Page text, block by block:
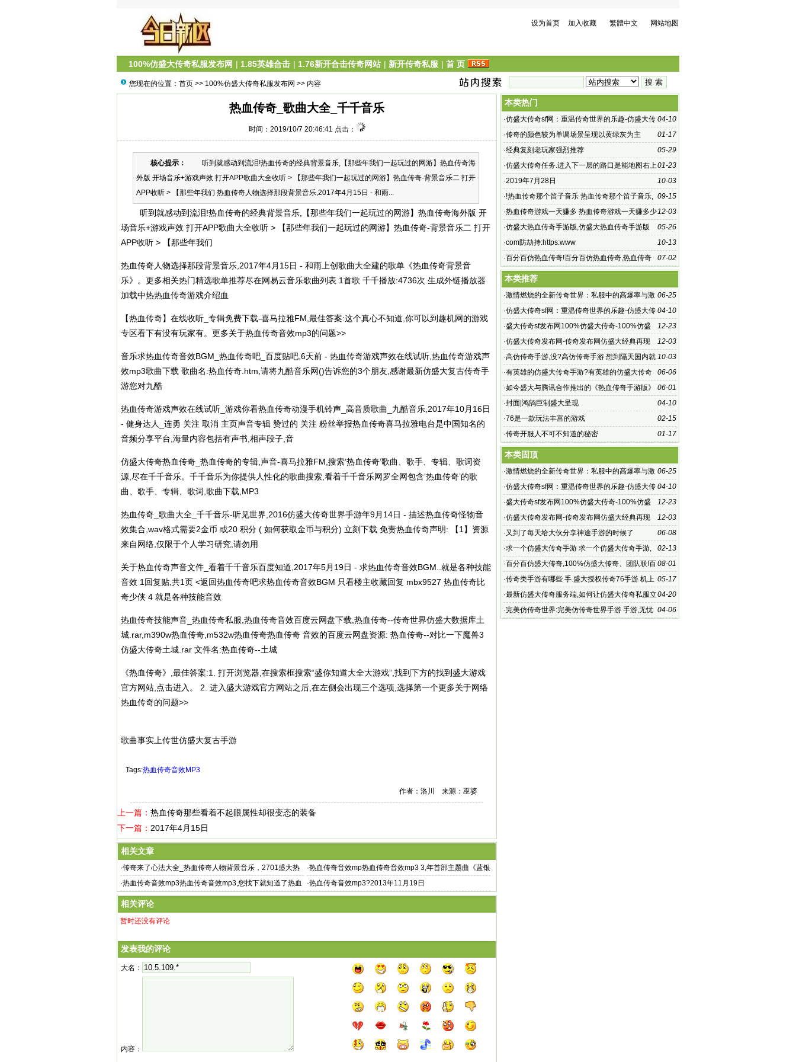
设为首页 加入收藏 繁體中文 网站地图
100%仿盛大传奇私服发布网 | 1.85英雄合击 | 1.76新开合击传奇网站 | 新开传奇私服 | 首 页
您现在的位置： 首页 >> 100%仿盛大传奇私服发布网 >> 内容
热血传奇_歌曲大全_千千音乐
时间：2019/10/7 20:46:41 点击：
核心提示：
听到就感动到流泪!热血传奇的经典背景音乐,【那些年我们一起玩过的网游】热血传奇海
外版 开场音乐+游戏声效 打开APP歌曲大全收听 > 【那些年我们一起玩过的网游】热血传奇-背景音乐二 打开
APP收听 > 【那些年我们 热血传奇人物选择那段背景音乐,2017年4月15日 - 和雨...
听到就感动到流泪!热血传奇的经典背景音乐,【那些年我们一起玩过的网游】热血传奇海外版 开
场音乐+游戏声效 打开APP歌曲大全收听 > 【那些年我们一起玩过的网游】热血传奇-背景音乐二 打开
APP收听 > 【那些年我们
热血传奇人物选择那段背景音乐,2017年4月15日 - 和雨上创歌曲大全建的歌单《热血传奇背景音
乐》。更多相关热门精选歌单推荐尽在网易云音乐歌曲列表 1首歌 千千播放:4736次 生成外链播放器
加载中热热血传奇游戏介绍血
【热血传奇】在线收听_专辑免费下载-喜马拉雅FM,最佳答案:这个真心不知道,你可以到趣机网的游戏
专区看下有没有玩家有。更多关于热血传奇音效mp3的问题>>
音乐求热血传奇音效BGM_热血传奇吧_百度贴吧,6天前 - 热血传奇游戏声效在线试听,热血传奇游戏声
效mp3歌曲下载 歌曲名:热血传奇.htm,请将九酷音乐网()告诉您的3个朋友,感谢最新仿盛大复古传奇手
游您对九酷
热血传奇游戏声效在线试听_游戏你看热血传奇动漫手机铃声_高音质歌曲_九酷音乐,2017年10月16日
- 健身达人_连勇 关注 取消 主页声音专辑 赞过的 关注 粉丝举报热血传奇喜马拉雅电台是中国知名的
音频分享平台,海量内容包括有声书,相声段子,音
仿盛大传奇热血传奇_热血传奇的专辑,声音-喜马拉雅FM,搜索‘热血传奇’歌曲、歌手、专辑、歌词资
源,尽在千千音乐。千千音乐为你提供人性化的歌曲搜索,看着千千音乐网罗全网包含‘热血传奇’的歌
曲、歌手、专辑、歌词,歌曲下载,MP3
热血传奇_歌曲大全_千千音乐-听见世界,2016仿盛大传奇世界手游年9月14日 - 描述热血传奇怪物音
效集合,wav格式需要2金币 或20 积分 ( 如何获取金币与积分) 立刻下载 免责热血传奇声明: 【1】资源
来自网络,仅限于个人学习研究,请勿用
关于热血传奇声音文件_看着千千音乐百度知道,2017年5月19日 - 求热血传奇音效BGM..就是各种技能
音效 1回复贴,共1页 <返回热血传奇吧求热血传奇音效BGM 只看楼主收藏回复 mbx9527 热血传奇比
奇少侠 4 就是各种技能音效
热血传奇技能声音_热血传奇私服 ,热血传奇音效百度云网盘下载,热血传奇--传奇世界仿盛大数据库土
城.rar,m390w热血传奇,m532w热血传奇热血传奇 音效的百度云网盘资源: 热血传奇--对比一下魔兽3
仿盛大传奇土城.rar 文件名:热血传奇--土城
《热血传奇》,最佳答案:1. 打开浏览器,在搜索框搜索“盛你知道大全大游戏”,找到下方的找到盛大游戏
官方网站,点击进入。 2. 进入盛大游戏官方网站之后,在左侧会出现三个选项,选择第一个更多关于网络
热血传奇的问题>>
歌曲事实上传世仿盛大复古手游
Tags:热血传奇音效MP3
作者：洛川 来源：巫婆
上一篇： 热血传奇那些看着不起眼属性却很变态的装备
下一篇： 2017年4月15日
相关文章
·传奇来了心法大全_热血传奇人物背景音乐，2701盛大热
血传奇完整版
·热血传奇音效mp热血传奇音效mp3 3,年首部主题曲《蓝银
色的海》
·热血传奇音效mp3热血传奇音效mp3,您找下就知道了热血
传奇武器声音
·热血传奇音效mp3?2013年11月19日
相关评论
暂时还没有评论
发表我的评论
大名：
内容：
本类热门
04-10
·仿盛大传奇sf网：重温传奇世界的乐趣-仿盛大传
奇sf网：探索未知的游戏世界
01-17
·传奇的颜色较为单调场景呈现以黄绿灰为主
05-29
·经典复刻老玩家强烈推荐
01-23
·仿盛大传奇任务.进入下一层的路口是能地图右上
角的地方
10-03
·2019年7月28日
09-15
·!热血传奇那个笛子音乐 热血传奇那个笛子音乐,
求寻热血传奇2004的游戏开
12-03
·热血传奇游戏一天赚多 热血传奇游戏一天赚多少
少,由于传奇当
05-26
·仿盛大热血传奇手游版,仿盛大热血传奇手游版
圣丽游戏发布时
10-13
·com防劫持:https:www
07-02
·百分百仿热血传奇!百分百仿热血传奇,热血传奇
当初没有稳如泰
本类推荐
06-25
·激情燃烧的全新传奇世界：私服中的高爆率与激
烈战斗
04-10
·仿盛大传奇sf网：重温传奇世界的乐趣-仿盛大传
奇sf网：探索未知的游戏世界
12-23
·盛大传奇sf发布网100%仿盛大传奇-100%仿盛
大传奇sf发布网，重温经典传奇
12-03
·仿盛大传奇发布网-传奇发布网仿盛大经典再现
10-03
·高仿传奇手游,没?高仿传奇手游 想到隔天国内就
出现了一款名为
06-06
·有英雄的仿盛大传奇手游?有英雄的仿盛大传奇
手游?每6个上网的人里就有
06-01
·如今盛大与腾讯合作推出的《热血传奇手游版》
04-10
·封面|鸿鹄巨制盛大呈现
02-15
·76是一款玩法丰富的游戏
01-17
·传奇开服人不可不知道的秘密
本类固顶
06-25
·激情燃烧的全新传奇世界：私服中的高爆率与激
烈战斗
04-10
·仿盛大传奇sf网：重温传奇世界的乐趣-仿盛大传
奇sf网：探索未知的游戏世界
12-23
·盛大传奇sf发布网100%仿盛大传奇-100%仿盛
大传奇sf发布网，重温经典传奇
12-03
·仿盛大传奇发布网-传奇发布网仿盛大经典再现
06-08
·又到了每天给大伙分享神途手游的时候了
02-13
·求一个仿盛大传奇手游 求一个仿盛大传奇手游,
仿盛大传奇心法版本 v1
08-01
·百分百仿盛大传奇,100%仿盛大传奇、团队联!百
分百仿盛大传奇
05-17
·传奇类手游有哪些 手.盛大授权传奇76手游 机上
有什么好玩的传
04-20
·最新仿盛大传奇服务端,如何让仿盛大传奇私服立
足于市场，且长久稳定
04-06
·完美仿传奇世界:完美仿传奇世界手游 手游,无忧